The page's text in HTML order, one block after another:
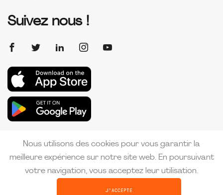
Suivez nous !
Copyright 2026 PMI France | Créé par
MAKE IT CRÉATIVE
Nous utilisons des cookies pour vous garantir la
meilleure expérience sur notre site web. En poursuivant
votre navigation, vous acceptez leur utilisation.
J'ACCEPTE